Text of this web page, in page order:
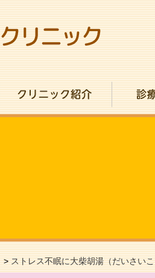
>ストレス不眠に大柴胡湯（だいさい